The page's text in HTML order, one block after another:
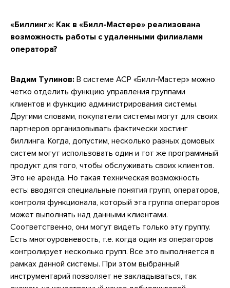
«Биллинг»: Как в «Билл-Мастере» реализована
возможность работы с удаленными филиалами
оператора?
Вадим Тулинов: В системе АСР «Билл-Мастер» можно
четко отделить функцию управления группами
клиентов и функцию администрирования системы.
Другими словами, покупатели системы могут для своих
партнеров организовывать фактически хостинг
биллинга. Когда, допустим, несколько разных домовых
систем могут использовать один и тот же программный
продукт для того, чтобы обслуживать своих клиентов.
Это не аренда. Но такая техническая возможность
есть: вводятся специальные понятия групп, операторов,
контроля функционала, который эта группа операторов
может выполнять над данными клиентами.
Соответственно, они могут видеть только эту группу.
Есть многоуровневость, т.е. когда один из операторов
контролирует несколько групп. Все это выполняется в
рамках данной системы. При этом выбранный
инструментарий позволяет не закладываться, так